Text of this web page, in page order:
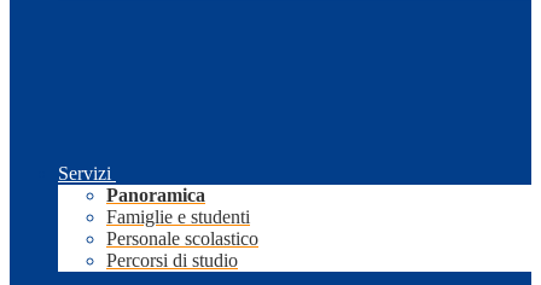
Servizi
Panoramica
Famiglie e studenti
Personale scolastico
Percorsi di studio